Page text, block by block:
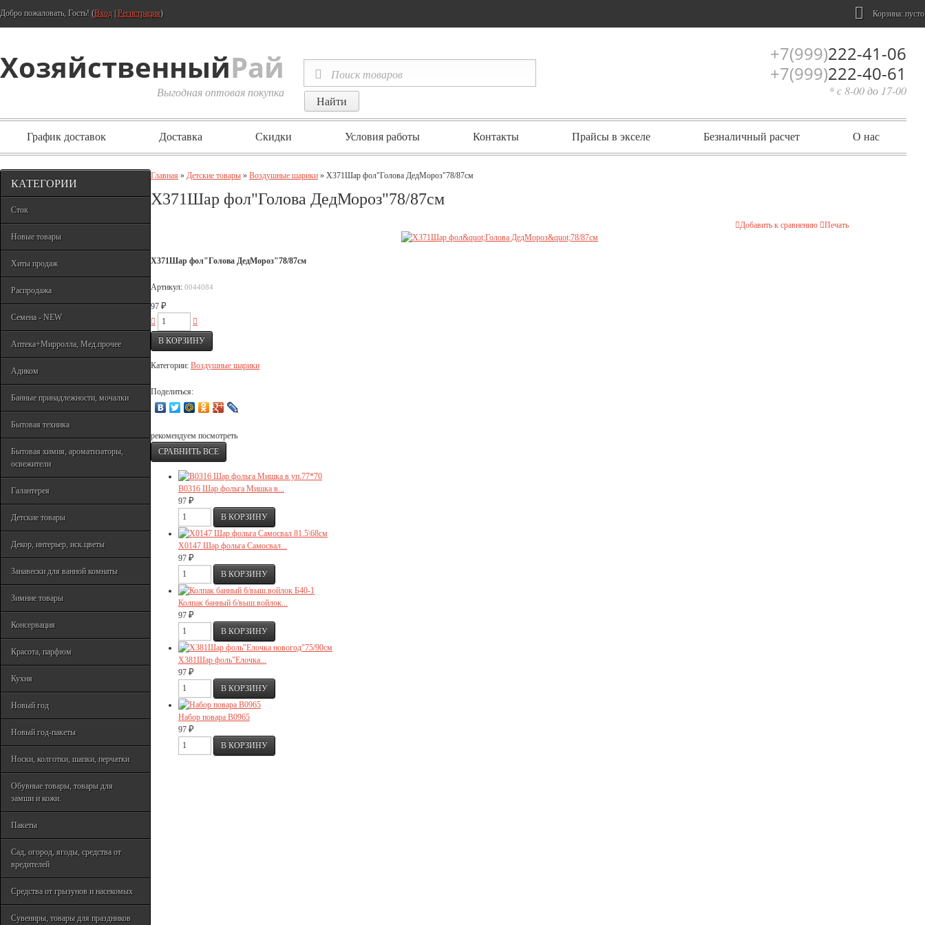
Добро пожаловать, Гость! (Вход Регистрация) Корзина: пусто
ХозяйственныйРай
Выгодная оптовая покупка
+7(999)222-41-06
+7(999)222-40-61
* с 8-00 до 17-00
График доставок Доставка Скидки Условия работы Контакты Прайсы в экселе Безналичный расчет О нас
КАТЕГОРИИ
Сток
Новые товары
Хиты продаж
Распродажа
Семена - NEW
Аптека+Мирролла, Мед.прочее
Адиком
Банные принадлежности, мочалки
Бытовая техника
Бытовая химия, ароматизаторы,
освежители
Галантерея
Детские товары
Декор, интерьер, иск.цветы
Занавески для ванной комнаты
Зимние товары
Консервация
Красота, парфюм
Кухня
Новый год
Новый год-пакеты
Носки, колготки, шапки, перчатки
Обувные товары, товары для
замши и кожи.
Пакеты
Сад, огород, ягоды, средства от
вредителей
Средства от грызунов и насекомых
Сувениры, товары для праздников
Главная » Детские товары » Воздушные шарики » Х371Шар фол"Голова ДедМороз"78/87см
Х371Шар фол"Голова ДедМороз"78/87см
Добавить к сравнению Печать
Х371Шар фол"Голова ДедМороз"78/87см
Артикул: 0044084
97 ₽
Категории: Воздушные шарики
Поделиться:
рекомендуем посмотреть
В0316 Шар фольга Мишка в...
97 ₽
Х0147 Шар фольга Самосвал...
97 ₽
Колпак банный б/выш.войлок...
97 ₽
Х381Шар фоль"Елочка...
97 ₽
Набор повара В0965
97 ₽